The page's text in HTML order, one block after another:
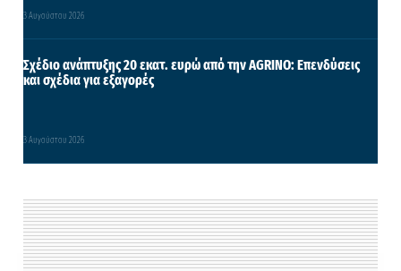
3 Αυγούστου 2026
Σχέδιο ανάπτυξης 20 εκατ. ευρώ από την AGRINO: Επενδύσεις
και σχέδια για εξαγορές
3 Αυγούστου 2026